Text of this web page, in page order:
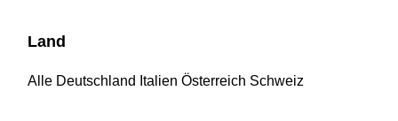
Land
Alle Deutschland Italien Österreich Schweiz